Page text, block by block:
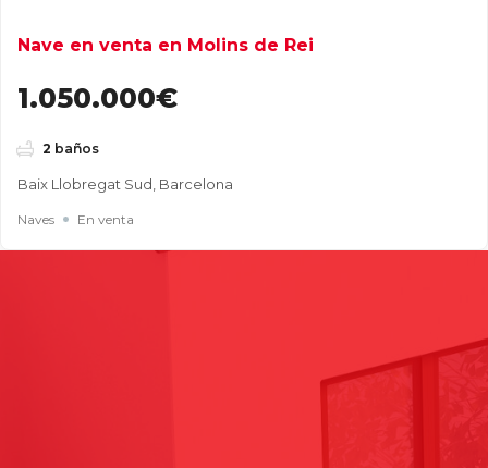
Nave en venta en Molins de Rei
1.050.000€
2 baños
Baix Llobregat Sud, Barcelona
Naves En venta